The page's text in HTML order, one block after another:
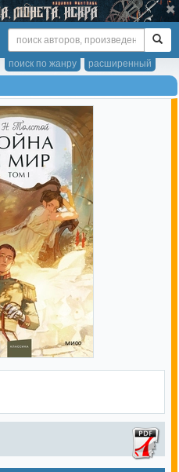
расширенный
поиск по жанру